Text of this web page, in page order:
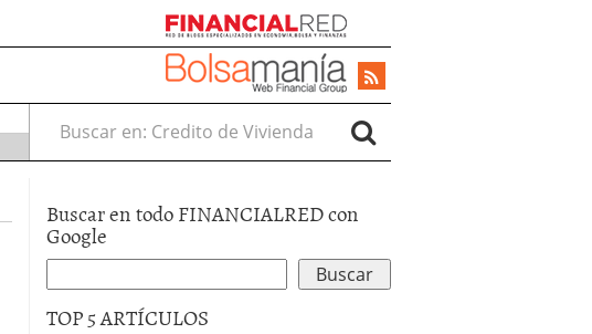
Buscar en:
Buscar en todo FINANCIALRED con
Google
TOP 5 ARTÍCULOS